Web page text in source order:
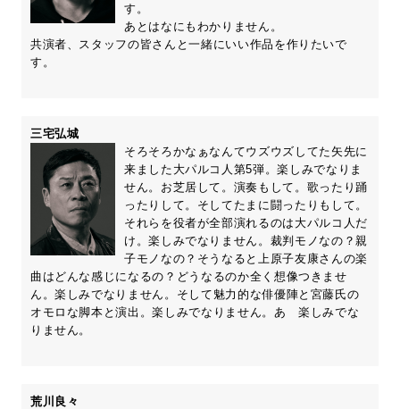
す。
あとはなにもわかりません。
共演者、スタッフの皆さんと一緒にいい作品を作りたいで
す。
三宅弘城
そろそろかなぁなんてウズウズしてた矢先に
来ました大パルコ人第5弾。楽しみでなりま
せん。お芝居して。演奏もして。歌ったり踊
ったりして。そしてたまに闘ったりもして。
それらを役者が全部演れるのは大パルコ人だ
け。楽しみでなりません。裁判モノなの？親
子モノなの？そうなると上原子友康さんの楽
曲はどんな感じになるの？どうなるのか全く想像つきませ
ん。楽しみでなりません。そして魅力的な俳優陣と宮藤氏の
オモロな脚本と演出。楽しみでなりません。あゝ楽しみでな
りません。
荒川良々